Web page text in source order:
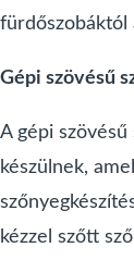
fürdőszobáktól
Gépi szövésű
A gépi szövésű
készülnek,
kézzel szőtt